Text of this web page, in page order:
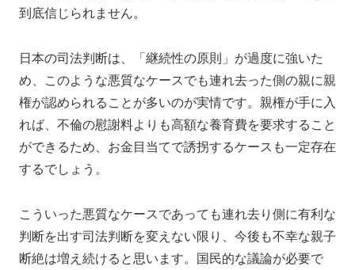
到底信じられません。
日本の司法判断は、「継続性の原則」が過度に強いた
め、このような悪質なケースでも連れ去った側の親に親
権が認められることが多いのが実情です。親権が手に入
れば、不倫の慰謝料よりも高額な養育費を要求すること
ができるため、お金目当てで誘拐するケースも一定存在
するでしょう。
こういった悪質なケースであっても連れ去り側に有利な
判断を出す司法判断を変えない限り、今後も不幸な親子
断絶は増え続けると思います。国民的な議論が必要で